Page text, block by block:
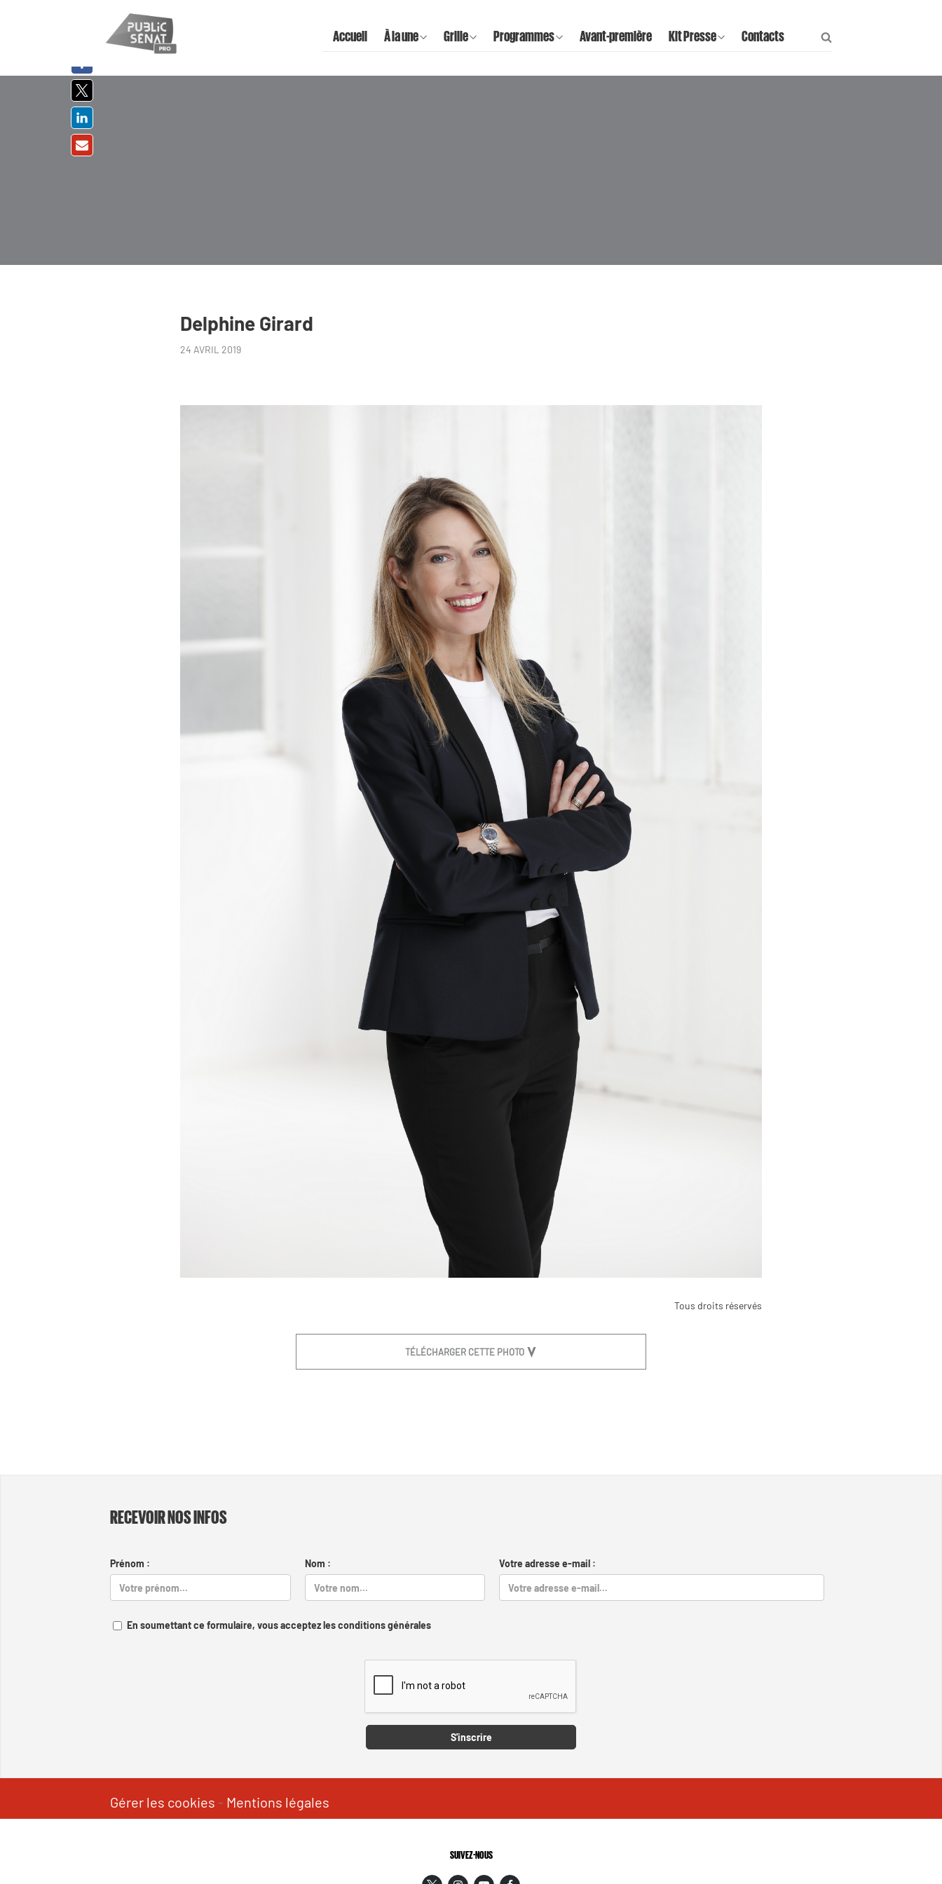
Accueil À la une Grille Programmes Avant-première Kit Presse Contacts
Delphine Girard
24 AVRIL 2019
Tous droits réservés
TÉLÉCHARGER CETTE PHOTO
RECEVOIR NOS INFOS
Prénom : Nom : Votre adresse e-mail :
En soumettant ce formulaire, vous acceptez les conditions générales
S'inscrire
Gérer les cookies - Mentions légales
SUIVEZ-NOUS